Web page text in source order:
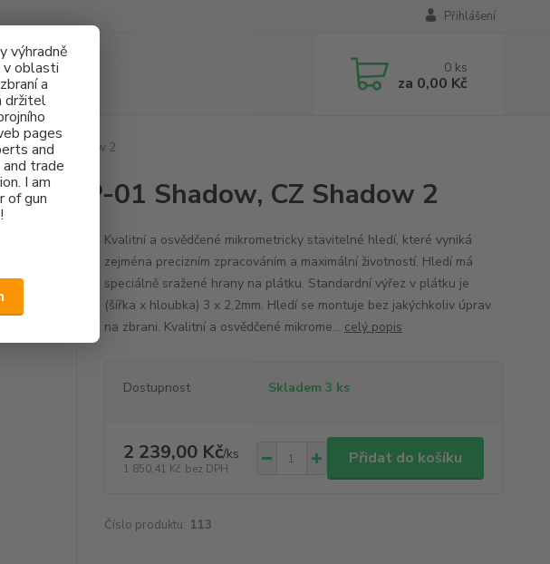
výhradně
v oblasti
a
držitel
pages
and
trade
I am
of gun
Přihlášení
0 ks
za 0,00 Kč
CZ Shadow 2
75 SP-01 Shadow, CZ Shadow 2
Kvalitní a osvědčené mikrometricky stavitelné hledí, které vyniká
zejména precizním zpracováním a maximální životností. Hledí má
speciálně sražené hrany na plátku. Standardní výřez v plátku je
(šířka x hloubka) 3 x 2,2mm. Hledí se montuje bez jakýchkoliv úprav
na zbrani. Kvalitní a osvědčené mikrome... celý popis
Dostupnost Skladem 3 ks
2 239,00 Kč/ks
1 850,41 Kč bez DPH
Přidat do košíku
Číslo produktu: 113